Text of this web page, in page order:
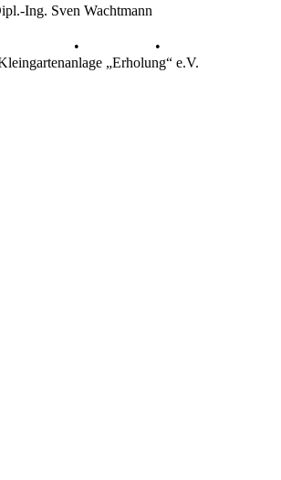
Ing. Sven Wachtmann
•
•
„Erholung“ e.V.